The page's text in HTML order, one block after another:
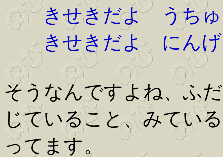
きせきだよ うちゅ
きせきだよ にんげ
そうなんですよね、ふ
じていること、みてい
ってます。